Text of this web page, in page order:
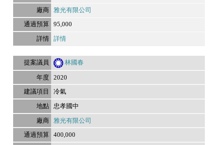
雅光有限公司
95,000
詳情
林國春
2020
冷氣
忠孝國中
雅光有限公司
400,000